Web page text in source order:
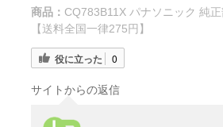
商品： CQ783B11X パナソニック 純
【送料全国一律275円】
役に立った 0
サイトからの返信